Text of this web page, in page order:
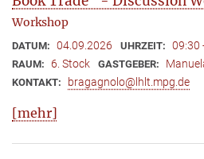
Workshop
DATUM: 04.09.2026 UHRZEIT: 09:30
RAUM: 6. Stock GASTGEBER:
KONTAKT: bragagnolo@lhlt.mpg.de
[mehr]